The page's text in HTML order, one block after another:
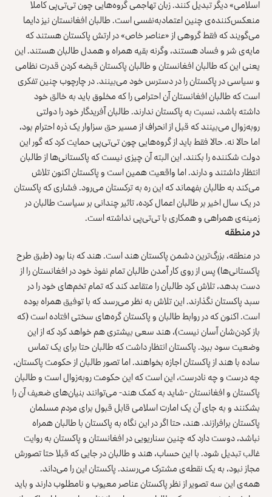
اسلامی» دیگر تبدیل کنند. زبان تهاجمی گروه‌هایی چون تی‌تی‌پی کاملا
منعکس‌کننده‌ی چنین اعتمادبه‌نفسی است. طالبان افغانستان نیز دایما
می‌گویند که فقط گروهی از «عناصر خاص» در ارتش پاکستان هستند که
مایه‌ی شر و فساد هستند، وگرنه بقیه همراه و همدل طالبان هستند. این
یعنی این که طالبان افغانستان و طالبان پاکستان قبضه کردن قدرت نظامی
و سیاسی در پاکستان را در دسترس خود می‌بینند. در چارچوب چنین تفکری
است که طالبان افغانستان آن احترامی را که مخلوق باید به خالق خود
داشته باشد، نسبت به پاکستان ندارند. طالبان آفریدگار خود را دولتی
روبه‌زوال می‌بینند که قبل از انحراف از مسیر حق سزاوار یک ذره احترام بود،
اما حالا نه. حالا فقط باید از گروه‌هایی چون تی‌تی‌پی حمایت کرد که گور این
دولت شکننده را بکنند. این البته آن چیزی نیست که پاکستانی‌ها از طالبان
انتظار داشتند و دارند. اما واقعیت همین است و پاکستان اکنون تلاش
می‌کند به طالبان بفهماند که این ره به ترکستان می‌رود. فشاری که پاکستان
در یک سال اخیر بر طالبان اعمال کرده، تاثیر چندانی بر سیاست‌ طالبان در
زمینه‌ی همراهی و همکاری با تی‌تی‌پی نداشته است.
در منطقه
در منطقه، بزرگ‌ترین دشمن پاکستان هند است. هند که بنا بود (طبق طرح
پاکستانی‌ها) پس از روی کار آمدن طالبان تمام نفوذ خود در افغانستان را از
دست بدهد، تلاش کرد طالبان را متقاعد کند که تمام تخم‌های خود را در
سبد پاکستان نگذارند. این تلاش به نظر می‌رسد که با توفیق همراه بوده
است. اکنون که در روابط طالبان و پاکستان گره‌های سختی افتاده است (که
باز کردن‌شان آسان نیست)، هند سعی بیشتری هم خواهد کرد که از این
وضعیت سود ببرد. پاکستان انتظار داشت که طالبان حتا برای یک تماس
ساده با هند از پاکستان اجازه بخواهند. اما تصور طالبان از حکومت پاکستان،
چه درست و چه نادرست، این است که این حکومت روبه‌زوال است و طالبان
پاکستان و افغانستان -شاید به کمک هند- می‌توانند بنیان‌های ضعیف آن را
بشکنند و به جای آن یک امارت اسلامی قابل قبول برای مردم مسلمان
پاکستان برافرازند. هند، حتا اگر در این نگاه به پاکستان با طالبان همراه
نباشد، دوست دارد که چنین سناریویی در افغانستان و پاکستان به روایت
غالب تبدیل شود. با این حساب، هند و طالبان در جایی که قبلا حتا تصورش
مجاز نبود، به یک نقطه‌ی مشترک می‌رسند. پاکستان این را می‌داند.
همه‌ی این سه تصویر از نظر پاکستان عناصر معیوب و نامطلوب دارند و باید